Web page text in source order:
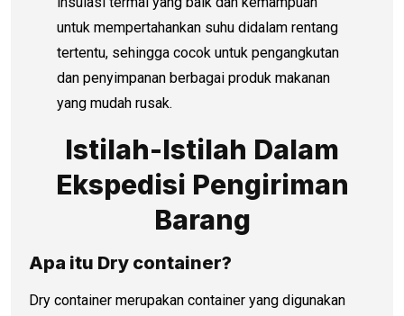
untuk mempertahankan suhu didalam rentang
tertentu, sehingga cocok untuk pengangkutan
dan penyimpanan berbagai produk makanan
yang mudah rusak.
Istilah-Istilah Dalam
Ekspedisi Pengiriman
Barang
Apa itu Dry container?
Dry container merupakan container yang digunakan